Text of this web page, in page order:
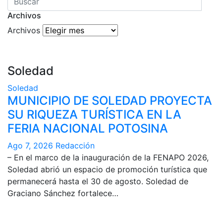
Archivos
Archivos
Soledad
Soledad
MUNICIPIO DE SOLEDAD PROYECTA
SU RIQUEZA TURÍSTICA EN LA
FERIA NACIONAL POTOSINA
Ago 7, 2026 Redacción
– En el marco de la inauguración de la FENAPO 2026,
Soledad abrió un espacio de promoción turística que
permanecerá hasta el 30 de agosto. Soledad de
Graciano Sánchez fortalece…